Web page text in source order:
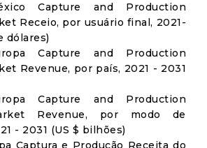
Capture and Production
Receio, por usuário final, 2021-
dólares)
Capture and Production
Revenue, por país, 2021 - 2031
Capture and Production
Revenue, por modo de
- 2031 (US $ bilhões)
Captura e Produção Receita do